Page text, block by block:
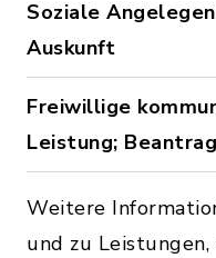
Soziale
Auskunft
Freiwillige
Leistung;
Weitere
und zu